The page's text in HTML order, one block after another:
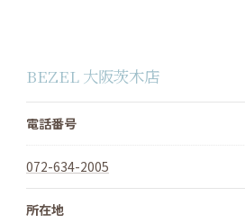
BEZEL 大阪茨木店
電話番号
072-634-2005
所在地